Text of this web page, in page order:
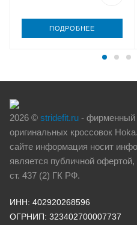
ПОДРОБНЕЕ
2026 © stridefit.ru - фирменный
оригинальных кроссовок
сайте информация носит
является публичной
ст. 437 (2) ГК РФ.
ИНН: 402920268596
ОГРНИП: 323402700007737